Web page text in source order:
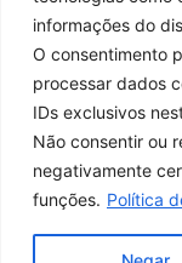
informações do
O consentimento
processar dados
IDs exclusivos
Não consentir ou
negativamente
funções. Política
© 1997-2022, GRUPO
conteúdo em